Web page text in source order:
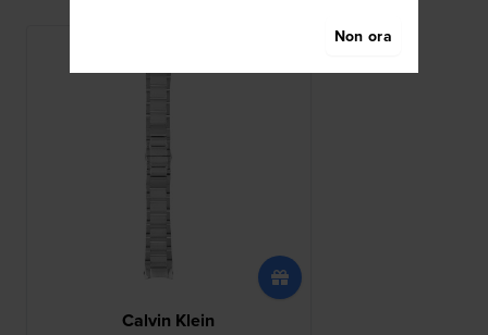
Calvin Klein
Non ora